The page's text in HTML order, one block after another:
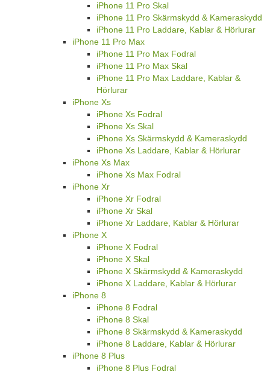
iPhone 11 Pro Skal
iPhone 11 Pro Skärmskydd & Kameraskydd
iPhone 11 Pro Laddare, Kablar & Hörlurar
iPhone 11 Pro Max
iPhone 11 Pro Max Fodral
iPhone 11 Pro Max Skal
iPhone 11 Pro Max Laddare, Kablar &
Hörlurar
iPhone Xs
iPhone Xs Fodral
iPhone Xs Skal
iPhone Xs Skärmskydd & Kameraskydd
iPhone Xs Laddare, Kablar & Hörlurar
iPhone Xs Max
iPhone Xs Max Fodral
iPhone Xr
iPhone Xr Fodral
iPhone Xr Skal
iPhone Xr Laddare, Kablar & Hörlurar
iPhone X
iPhone X Fodral
iPhone X Skal
iPhone X Skärmskydd & Kameraskydd
iPhone X Laddare, Kablar & Hörlurar
iPhone 8
iPhone 8 Fodral
iPhone 8 Skal
iPhone 8 Skärmskydd & Kameraskydd
iPhone 8 Laddare, Kablar & Hörlurar
iPhone 8 Plus
iPhone 8 Plus Fodral